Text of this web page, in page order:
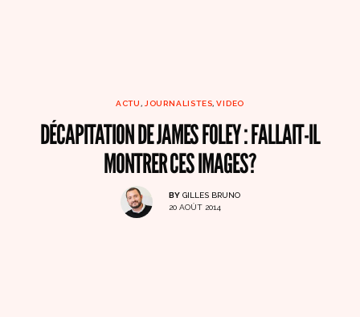
ACTU , JOURNALISTES, VIDEO
DÉCAPITATION DE JAMES FOLEY : FALLAIT-IL
MONTRER CES IMAGES?
BY GILLES BRUNO
20 AOÛT 2014